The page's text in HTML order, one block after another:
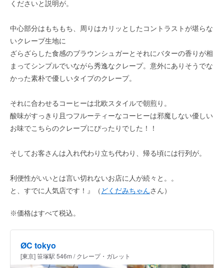
くださいと説明が。
中心部分はもちもち、周りはカリッとしたコントラストが堪らな
いクレープ生地に
ざらざらした食感のブラウンシュガーとそれにバターの香りが相
まってシンプルでいながら秀逸なクレープ。意外にありそうでな
かった素朴で優しいタイプのクレープ。
それに合わせるコーヒーは北欧スタイルで朝煎り。
酸味がすっきり且つフルーティーなコーヒーは邪魔しない優しい
お味でこちらのクレープにぴったりでした！！
そしてお客さんは入れ代わり立ち代わり、帰る頃には行列が。
利便性がいいとは言い切れないお店に人が続々と。。
と、すでに人気店です！』（ どくだみちゃんさん）
※価格はすべて税込。
ØC tokyo
[東京] 笹塚駅 546m / クレープ・ガレット